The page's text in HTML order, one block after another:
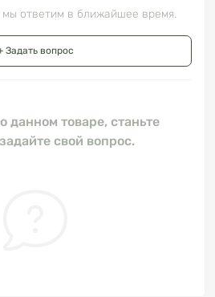
мы ответим в ближайшее время.
Задать вопрос
данном товаре, станьте
свой вопрос.